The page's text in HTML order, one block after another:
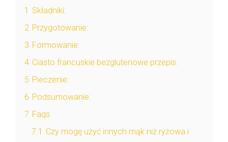
1 Składniki:
2 Przygotowanie:
3 Formowanie:
4 Ciasto francuskie bezglutenowe przepis:
5 Pieczenie:
6 Podsumowanie:
7 Faqs
7.1 Czy mogę użyć innych mąk niż ryżowa i